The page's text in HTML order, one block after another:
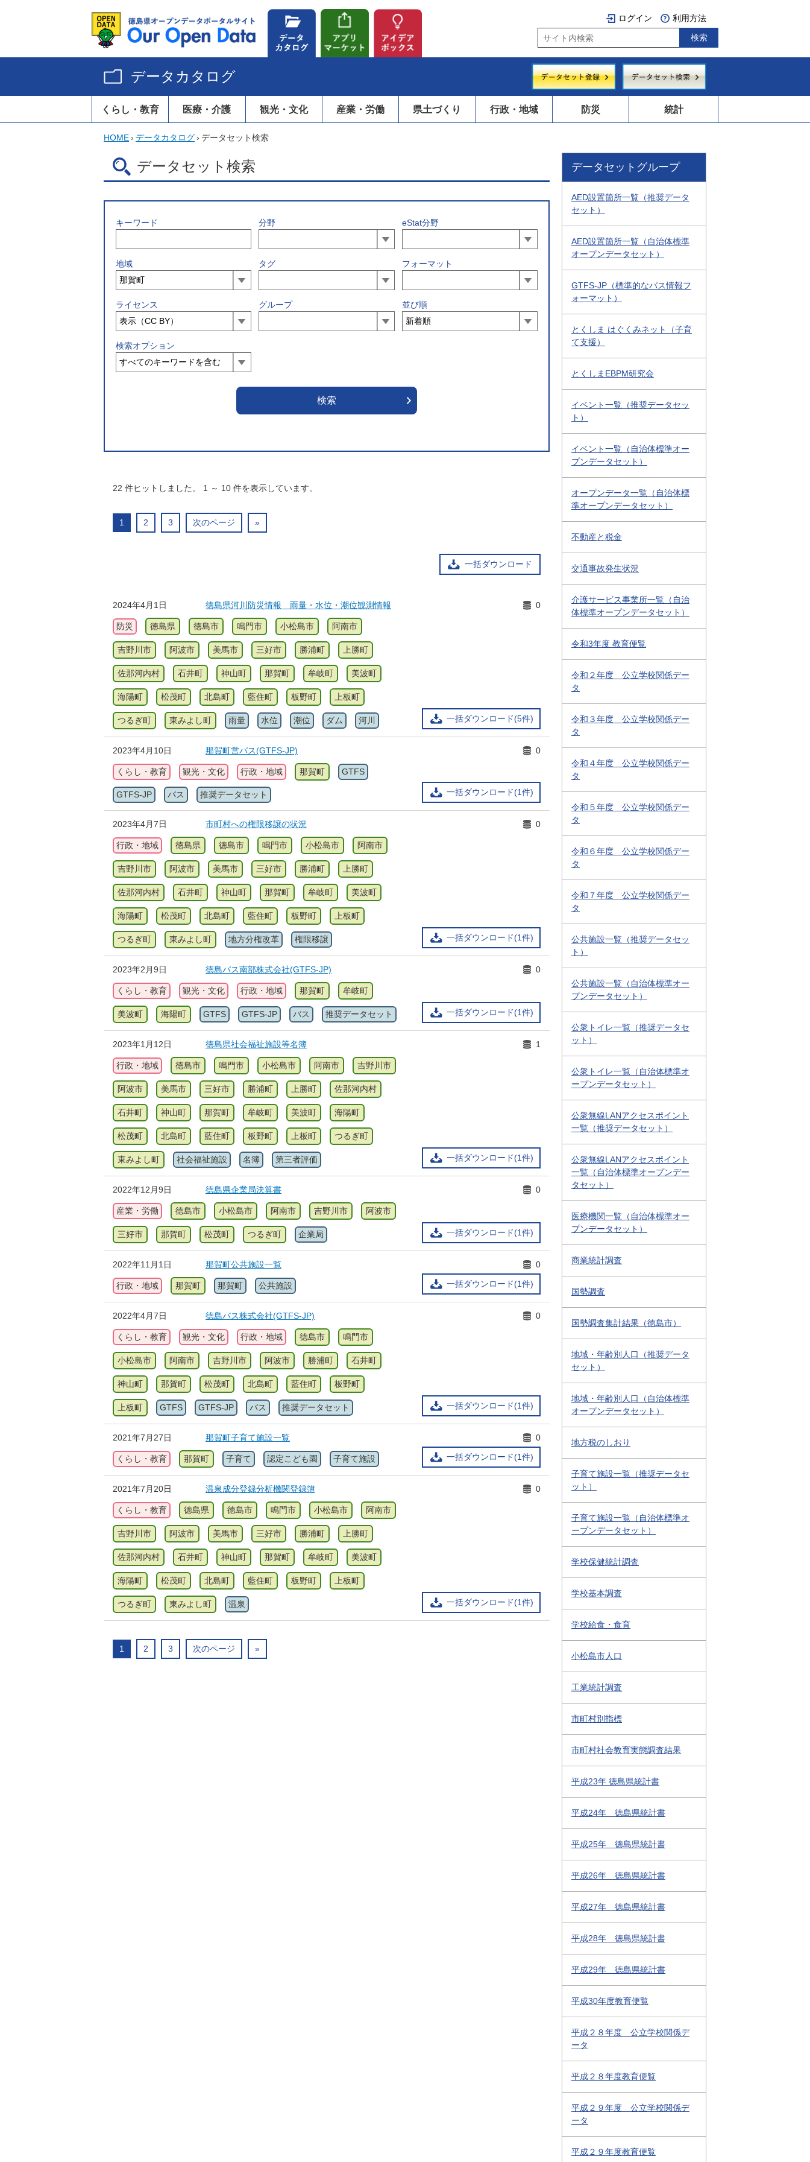
ログイン 利用方法
データカタログ
くらし・教育 医療・介護 観光・文化 産業・労働 県土づくり 行政・地域 防災 統計
HOME› データカタログ› データセット検索
データセット検索
キーワード 分野 eStat分野
地域 タグ フォーマット
ライセンス グループ 並び順
検索オプション
22 件ヒットしました。 1 ～ 10 件を表示しています。
1 2 3 次のページ »
一括ダウンロード
2024年4月1日 徳島県河川防災情報 雨量・水位・潮位観測情報
一括ダウンロード(5件)
0
防災 徳島県 徳島市 鳴門市 小松島市 阿南市
吉野川市 阿波市 美馬市 三好市 勝浦町 上勝町
佐那河内村 石井町 神山町 那賀町 牟岐町 美波町
海陽町 松茂町 北島町 藍住町 板野町 上板町
つるぎ町 東みよし町 雨量 水位 潮位 ダム 河川
2023年4月10日 那賀町営バス(GTFS-JP)
一括ダウンロード(1件)
0
くらし・教育 観光・文化 行政・地域 那賀町 GTFS
GTFS-JP バス 推奨データセット
2023年4月7日 市町村への権限移譲の状況
一括ダウンロード(1件)
0
行政・地域 徳島県 徳島市 鳴門市 小松島市 阿南市
吉野川市 阿波市 美馬市 三好市 勝浦町 上勝町
佐那河内村 石井町 神山町 那賀町 牟岐町 美波町
海陽町 松茂町 北島町 藍住町 板野町 上板町
つるぎ町 東みよし町 地方分権改革 権限移譲
2023年2月9日 徳島バス南部株式会社(GTFS-JP)
一括ダウンロード(1件)
0
くらし・教育 観光・文化 行政・地域 那賀町 牟岐町
美波町 海陽町 GTFS GTFS-JP バス 推奨データセット
2023年1月12日 徳島県社会福祉施設等名簿
一括ダウンロード(1件)
1
行政・地域 徳島市 鳴門市 小松島市 阿南市 吉野川市
阿波市 美馬市 三好市 勝浦町 上勝町 佐那河内村
石井町 神山町 那賀町 牟岐町 美波町 海陽町
松茂町 北島町 藍住町 板野町 上板町 つるぎ町
東みよし町 社会福祉施設 名簿 第三者評価
2022年12月9日 徳島県企業局決算書
一括ダウンロード(1件)
0
産業・労働 徳島市 小松島市 阿南市 吉野川市 阿波市
三好市 那賀町 松茂町 つるぎ町 企業局
2022年11月1日
那賀町公共施設一覧
一括ダウンロード(1件)
0
行政・地域 那賀町 那賀町 公共施設
2022年4月7日 徳島バス株式会社(GTFS-JP)
一括ダウンロード(1件)
0
くらし・教育 観光・文化 行政・地域 徳島市 鳴門市
小松島市 阿南市 吉野川市 阿波市 勝浦町 石井町
神山町 那賀町 松茂町 北島町 藍住町 板野町
上板町 GTFS GTFS-JP バス 推奨データセット
2021年7月27日
那賀町子育て施設一覧
一括ダウンロード(1件)
0
くらし・教育 那賀町 子育て 認定こども園 子育て施設
2021年7月20日 温泉成分登録分析機関登録簿
一括ダウンロード(1件)
0
くらし・教育 徳島県 徳島市 鳴門市 小松島市 阿南市
吉野川市 阿波市 美馬市 三好市 勝浦町 上勝町
佐那河内村 石井町 神山町 那賀町 牟岐町 美波町
海陽町 松茂町 北島町 藍住町 板野町 上板町
つるぎ町 東みよし町 温泉
1 2 3 次のページ »
データセットグループ
AED設置箇所一覧（推奨データ
セット）
AED設置箇所一覧（自治体標準
オープンデータセット）
GTFS-JP（標準的なバス情報フ
ォーマット）
とくしま はぐくみネット（子育
て支援）
とくしまEBPM研究会
イベント一覧（推奨データセッ
ト）
イベント一覧（自治体標準オー
プンデータセット）
オープンデータ一覧（自治体標
準オープンデータセット）
不動産と税金
交通事故発生状況
介護サービス事業所一覧（自治
体標準オープンデータセット）
令和3年度 教育便覧
令和２年度 公立学校関係デー
タ
令和３年度 公立学校関係デー
タ
令和４年度 公立学校関係デー
タ
令和５年度 公立学校関係デー
タ
令和６年度 公立学校関係デー
タ
令和７年度 公立学校関係デー
タ
公共施設一覧（推奨データセッ
ト）
公共施設一覧（自治体標準オー
プンデータセット）
公衆トイレ一覧（推奨データセ
ット）
公衆トイレ一覧（自治体標準オ
ープンデータセット）
公衆無線LANアクセスポイント
一覧（推奨データセット）
公衆無線LANアクセスポイント
一覧（自治体標準オープンデー
タセット）
医療機関一覧（自治体標準オー
プンデータセット）
商業統計調査
国勢調査
国勢調査集計結果（徳島市）
地域・年齢別人口（推奨データ
セット）
地域・年齢別人口（自治体標準
オープンデータセット）
地方税のしおり
子育て施設一覧（推奨データセ
ット）
子育て施設一覧（自治体標準オ
ープンデータセット）
学校保健統計調査
学校基本調査
学校給食・食育
小松島市人口
工業統計調査
市町村別指標
市町村社会教育実態調査結果
平成23年 徳島県統計書
平成24年 徳島県統計書
平成25年 徳島県統計書
平成26年 徳島県統計書
平成27年 徳島県統計書
平成28年 徳島県統計書
平成29年 徳島県統計書
平成30年度教育便覧
平成２８年度 公立学校関係デ
ータ
平成２８年度教育便覧
平成２９年度 公立学校関係デ
ータ
平成２９年度教育便覧